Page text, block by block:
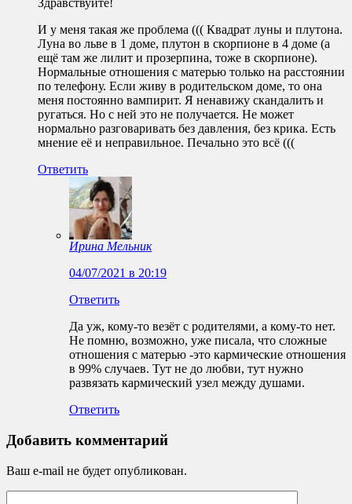
Здравствуйте!
И у меня такая же проблема ((( Квадрат луны и плутона.
Луна во льве в 1 доме, плутон в скорпионе в 4 доме (а
ещё там же лилит и прозерпина, тоже в скорпионе).
Нормальные отношения с матерью только на расстоянии
по телефону. Если живу в родительском доме, то она
меня постоянно вампирит. Я ненавижу скандалить и
ругаться. Но с ней это не получается. Не может
нормально разговаривать без давления, без крика. Есть
мнение её и неправильное. Печально это всё (((
Ответить
Ирина Мельник
04/07/2021 в 20:19
Ответить
Да уж, кому-то везёт с родителями, а кому-то нет.
Не помню, возможно, уже писала, что сложные
отношения с матерью -это кармические отношения
в 99% случаев. Тут не до любви, тут нужно
развязать кармический узел между душами.
Ответить
Добавить комментарий
Ваш e-mail не будет опубликован.